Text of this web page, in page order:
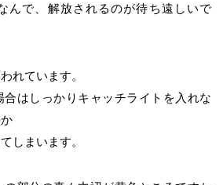
んで、解放されるのが待ち遠しいで
れています。
はしっかりキャッチライトを入れな
しまいます。